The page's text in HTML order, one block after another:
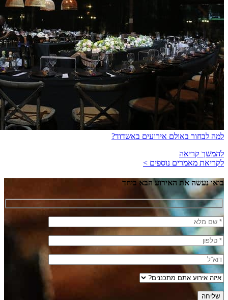
למה לבחור באולם אירועים באשדוד?
להמשך קריאה
לקריאת מאמרים נוספים >
בואו נעשה את האירוע הבא ביחד